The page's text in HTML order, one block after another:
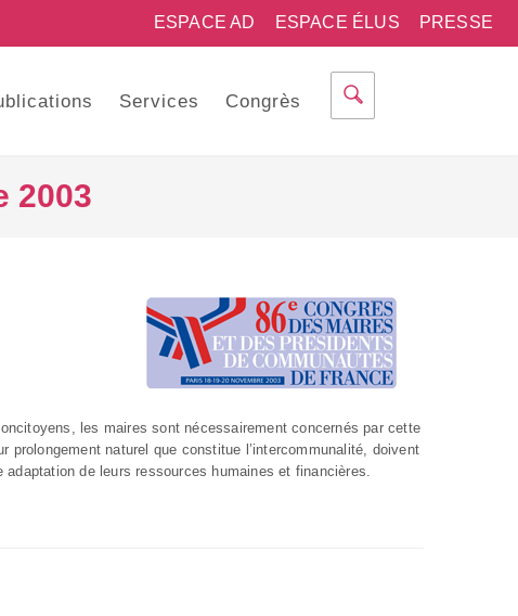
PRESSE
ESPACE ÉLUS
ESPACE AD
Services Congrès
2003
les maires sont nécessairement concernés par cette
naturel que constitue l’intercommunalité, doivent
de leurs ressources humaines et financières.